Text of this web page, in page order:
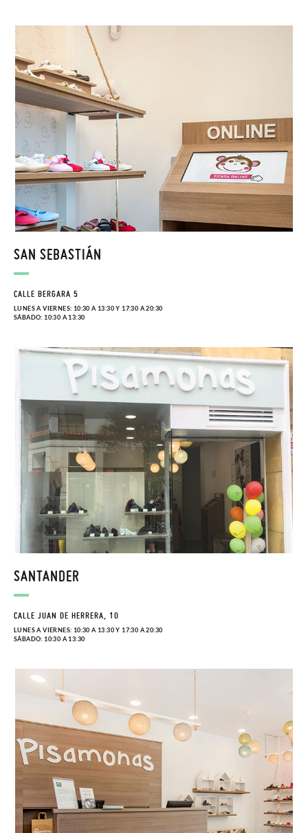
SAN SEBASTIÁN
CALLE BERGARA 5
LUNES A VIERNES: 10:30 A 13:30 Y 17:30 A 20:30
SÁBADO: 10:30 A 13:30
SANTANDER
CALLE JUAN DE HERRERA, 10
LUNES A VIERNES: 10:30 A 13:30 Y 17:30 A 20:30
SÁBADO: 10:30 A 13:30